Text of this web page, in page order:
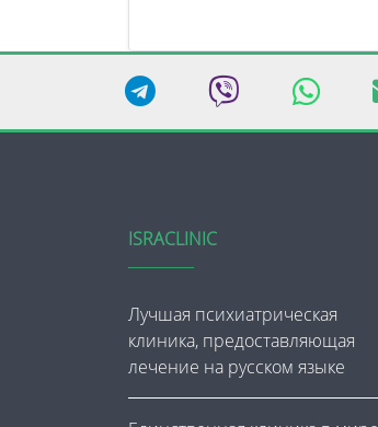
ISRACLINIC
Лучшая психиатрическая
клиника, предоставляющая
лечение на русском языке